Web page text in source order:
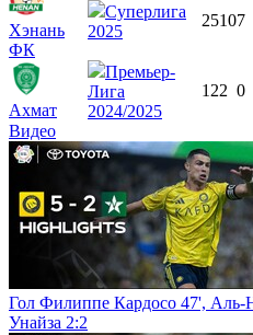
Хэнань
ФК
Суперлига
2025
25107
Ахмат
Премьер-
Лига
2024/2025
122 0
Видео
Гол Филиппе Кардосо 47',
Унайза 2:2